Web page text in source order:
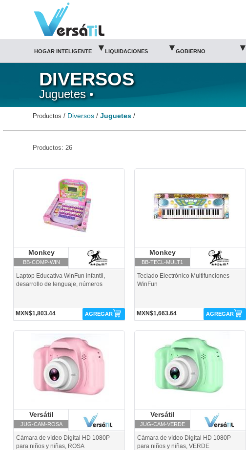
Juguetes/Diversos(1)|Versátil TI
HOGAR INTELIGENTE ▾ LIQUIDACIONES ▾ GOBIERNO ▾
DIVERSOS
Juguetes •
Productos / Diversos /Juguetes /
Productos: 26
Monkey
Business
BB-COMP-WIN
Monkey Business
Laptop Educativa WinFun infantil,
desarrollo de lenguaje, números
MXN$1,803.44 AGREGAR
Monkey
Business
BB-TECL-MULT1
Monkey Business
Teclado Electrónico Multifunciones
WinFun
MXN$1,663.64 AGREGAR
Versátil
JUG-CAM-ROSA
Cámara de vídeo Digital HD 1080P
para niños y niñas, ROSA
Versátil
JUG-CAM-VERDE
Cámara de vídeo Digital HD 1080P
para niños y niñas, VERDE